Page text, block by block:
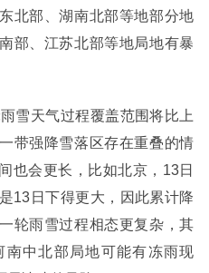
北部、湖南北部等地部分地
部、江苏北部等地局地有暴
雪天气过程覆盖范围将比上
带强降雪落区存在重叠的情
也会更长，比如北京，13日
13日下得更大，因此累计降
轮雨雪过程相态更复杂，其
中北部局地可能有冻雨现